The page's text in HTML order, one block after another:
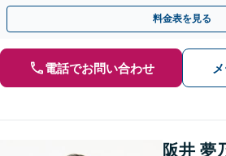
相続放棄（借金の相続）／遺言書作成【休日
料金表を見る
電話でお問い合わせ
阪井 夢